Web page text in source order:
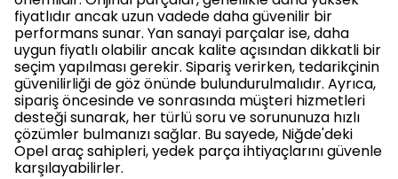
fiyatlıdır ancak uzun vadede daha güvenilir bir
performans sunar. Yan sanayi parçalar ise, daha
uygun fiyatlı olabilir ancak kalite açısından dikkatli bir
seçim yapılması gerekir. Sipariş verirken, tedarikçinin
güvenilirliği de göz önünde bulundurulmalıdır. Ayrıca,
sipariş öncesinde ve sonrasında müşteri hizmetleri
desteği sunarak, her türlü soru ve sorununuza hızlı
çözümler bulmanızı sağlar. Bu sayede, Niğde'deki
Opel araç sahipleri, yedek parça ihtiyaçlarını güvenle
karşılayabilirler.